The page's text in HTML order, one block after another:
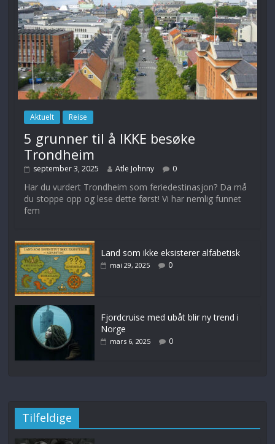
Aktuelt Reise
5 grunner til å IKKE besøke
Trondheim
september 3, 2025 Atle Johnny 0
Har du vurdert Trondheim som feriedestinasjon? Da må
du stoppe opp og lese dette først! Vi har nemlig funnet
fem
Land som ikke eksisterer alfabetisk
mai 29, 2025 0
Fjordcruise med ubåt blir ny trend i
Norge
mars 6, 2025 0
Tilfeldige